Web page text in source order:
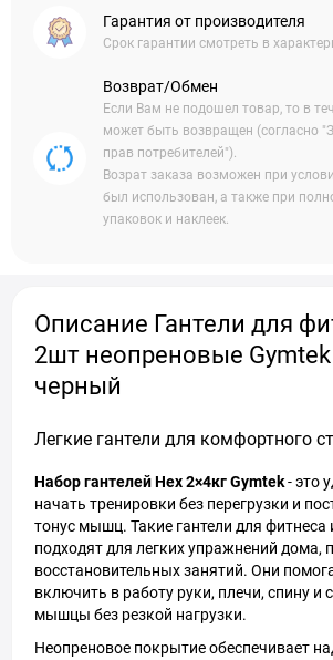
Гарантия от производителя
Срок гарантии смотреть в
Возврат/Обмен
Если Вам не подошел товар, то в
может быть возвращен (согласно
прав потребителей").
Возрат заказа возможен при
был использован, а также при
упаковок и наклеек.
Описание Гантели для
2шт неопреновые
черный
Легкие гантели для комфортного
Набор гантелей Hex 2×4кг Gymtek- это
начать тренировки без перегрузки и
тонус мышц. Такие гантели для фитнеса
подходят для легких упражнений дома,
восстановительных занятий. Они
включить в работу руки, плечи, спину и
мышцы без резкой нагрузки.
Неопреновое покрытие обеспечивает